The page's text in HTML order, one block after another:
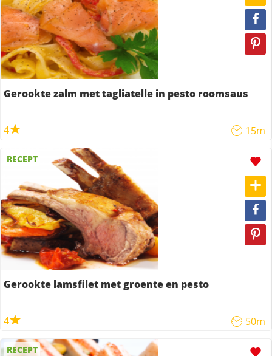
Gerookte zalm met tagliatelle in pesto roomsaus
4 15m
RECEPT
Gerookte lamsfilet met groente en pesto
4 50m
RECEPT